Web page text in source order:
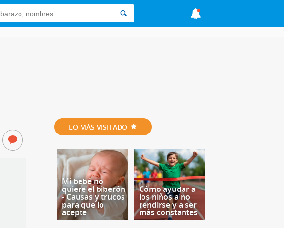
LO MÁS VISITADO
Mi bebé no
quiere el biberón
- Causas y trucos
para que lo
acepte
Cómo ayudar a
los niños a no
rendirse y a ser
más constantes